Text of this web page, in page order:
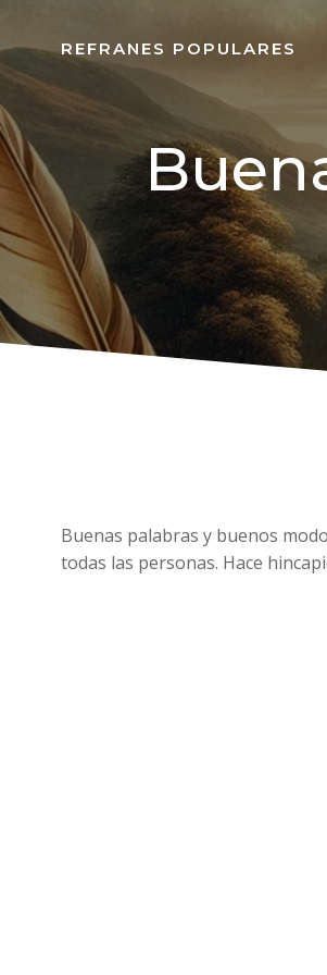
REFRANES POPULARES
Buenas palabras y buenos
todas las personas. Hace